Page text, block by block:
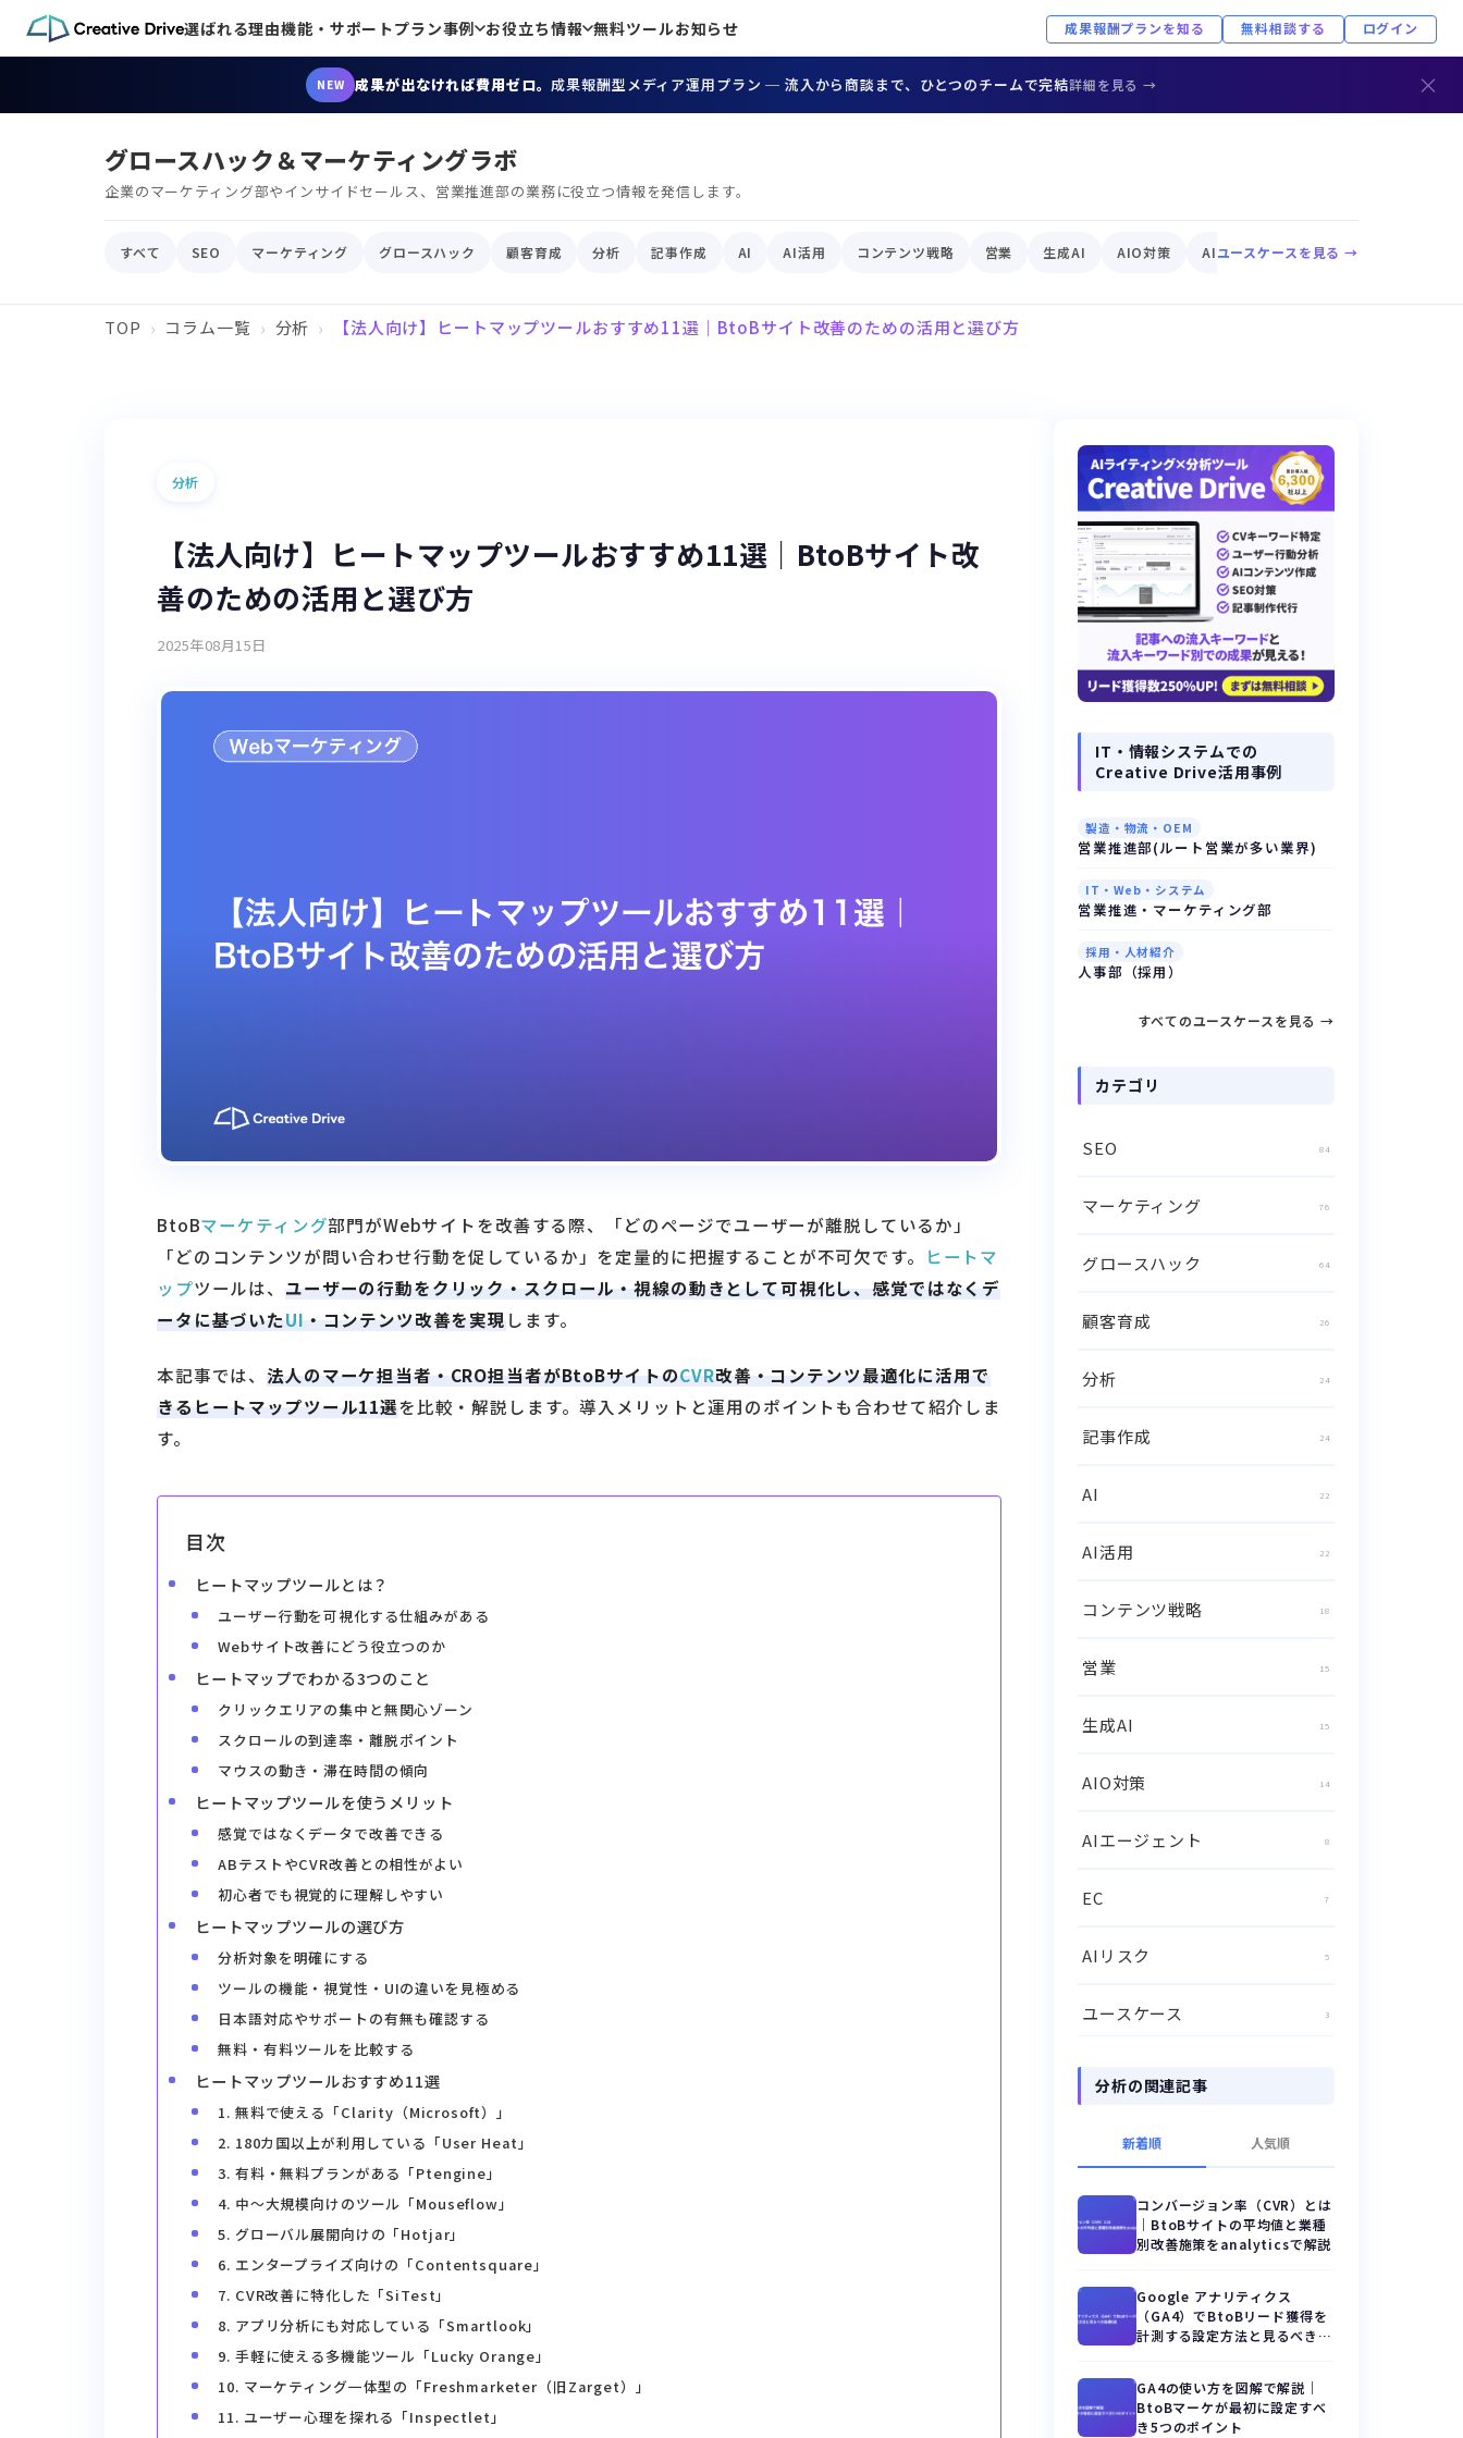
NEW 成果が出なければ費用ゼロ。成果報酬型メディア運用プラン ─ 流入から商談まで、ひとつのチームで完結詳細を見る → ×
選ばれる理由機能・サポートプラン事例 お役立ち情報 無料ツールお知らせ 成果報酬プランを知る 無料相談する ログイン
グロースハック＆マーケティングラボ
企業のマーケティング部やインサイドセールス、営業推進部の業務に役立つ情報を発信します。
すべて SEO マーケティング グロースハック 顧客育成 分析 記事作成 AI AI活用 コンテンツ戦略 営業 生成AI AIO対策 AIエージェント EC
ユースケースを見る →
TOP コラム一覧 分析 【法人向け】ヒートマップツールおすすめ11選｜BtoBサイト改善のための活用と選び方
分析
【法人向け】ヒートマップツールおすすめ11選｜BtoBサイト改
善のための活用と選び方
2025年08月15日
BtoBマーケティング部門がWebサイトを改善する際、「どのページでユーザーが離脱しているか」
「どのコンテンツが問い合わせ行動を促しているか」を定量的に把握することが不可欠です。
ヒートマ
ップツールは、 ユーザーの行動をクリック・スクロール・視線の動きとして可視化し、感覚ではなくデ
ータに基づいたUI ・コンテンツ改善を実現 します。
本記事では、法人のマーケ担当者・CRO担当者がBtoBサイトのCVR改善・コンテンツ最適化に活用で
きるヒートマップツール11選を比較・解説します。導入メリットと運用のポイントも合わせて紹介しま
す。
目次
ヒートマップツールとは？
ユーザー行動を可視化する仕組みがある
Webサイト改善にどう役立つのか
ヒートマップでわかる3つのこと
クリックエリアの集中と無関心ゾーン
スクロールの到達率・離脱ポイント
マウスの動き・滞在時間の傾向
ヒートマップツールを使うメリット
感覚ではなくデータで改善できる
ABテストやCVR改善との相性がよい
初心者でも視覚的に理解しやすい
ヒートマップツールの選び方
分析対象を明確にする
ツールの機能・視覚性・UIの違いを見極める
日本語対応やサポートの有無も確認する
無料・有料ツールを比較する
ヒートマップツールおすすめ11選
1. 無料で使える「Clarity（Microsoft）」
2. 180カ国以上が利用している「User Heat」
3. 有料・無料プランがある「Ptengine」
4. 中〜大規模向けのツール「Mouseflow」
5. グローバル展開向けの「Hotjar」
6. エンタープライズ向けの「Contentsquare」
7. CVR改善に特化した「SiTest」
8. アプリ分析にも対応している「Smartlook」
9. 手軽に使える多機能ツール「Lucky Orange」
10. マーケティング一体型の「Freshmarketer（旧Zarget）」
11. ユーザー心理を探れる「Inspectlet」
IT・情報システムでの
Creative Drive活用事例
製造・物流・OEM
営業推進部(ルート営業が多い業界)
IT・Web・システム
営業推進・マーケティング部
採用・人材紹介
人事部（採用）
すべてのユースケースを見る →
カテゴリ
SEO 84
マーケティング 76
グロースハック 64
顧客育成 26
分析 24
記事作成 24
AI 22
AI活用 22
コンテンツ戦略 18
営業 15
生成AI 15
AIO対策 14
AIエージェント 8
EC 7
AIリスク 5
ユースケース 3
分析の関連記事
新着順 人気順
コンバージョン率（CVR）とは
｜BtoBサイトの平均値と業種
別改善施策をanalyticsで解説
Google アナリティクス
（GA4）でBtoBリード獲得を
計測する設定方法と見るべき指
GA4の使い方を図解で解説｜
BtoBマーケが最初に設定すべ
き5つのポイント